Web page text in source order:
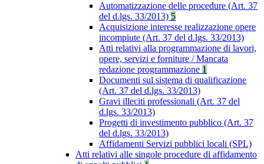
Automatizzazione delle procedure (Art. 37
del d.lgs. 33/2013) 5
Acquisizione interesse realizzazione opere
incompiute (Art. 37 del d.lgs. 33/2013)
Atti relativi alla programmazione di lavori,
opere, servizi e forniture / Mancata
redazione programmazione 1
Documenti sul sistema di qualificazione
(Art. 37 del d.lgs. 33/2013)
Gravi illeciti professionali (Art. 37 del
d.lgs. 33/2013)
Progetti di investimento pubblico (Art. 37
del d.lgs. 33/2013)
Affidamenti Servizi pubblici locali (SPL)
Atti relativi alle singole procedure di affidamento